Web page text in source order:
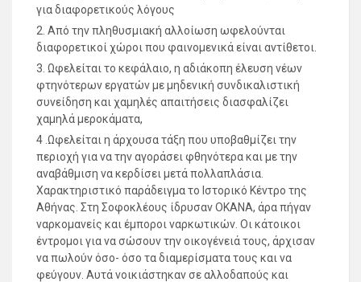
για διαφορετικούς λόγους
2. Από την πληθυσμιακή αλλοίωση ωφελούνται
διαφορετικοί χώροι που φαινομενικά είναι αντίθετοι.
3. Ωφελείται το κεφάλαιο, η αδιάκοπη έλευση νέων
φτηνότερων εργατών με μηδενική συνδικαλιστική
συνείδηση και χαμηλές απαιτήσεις διασφαλίζει
χαμηλά μεροκάματα,
4 .Ωφελείται η άρχουσα τάξη που υποβαθμίζει την
περιοχή για να την αγοράσει φθηνότερα και με την
αναβάθμιση να κερδίσει μετά πολλαπλάσια.
Χαρακτηριστικό παράδειγμα το Ιστορικό Κέντρο της
Αθήνας. Στη Σοφοκλέους ίδρυσαν ΟΚΑΝΑ, άρα πήγαν
ναρκομανείς και έμποροι ναρκωτικών. Οι κάτοικοι
έντρομοι για να σώσουν την οικογένειά τους, άρχισαν
να πωλούν όσο- όσο τα διαμερίσματα τους και να
φεύγουν. Αυτά νοικιάστηκαν σε αλλοδαπούς και